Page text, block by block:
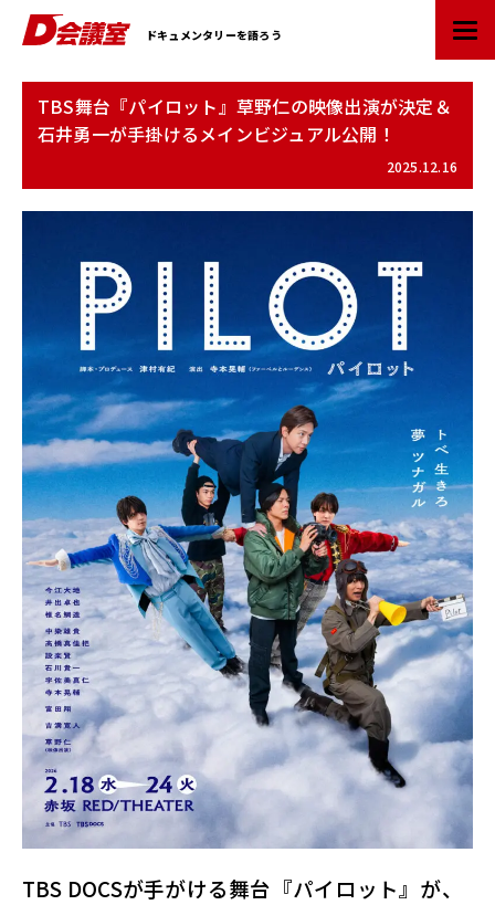
D
会
初
ド
情
報
ポ
ー
タ
ル
サ
イ
ト
ドキュメンタリーを語ろう
TBS舞台『パイロット』草野仁の映像出演が決定＆
石井勇一が手掛けるメインビジュアル公開！
2025.12.16
TBS DOCSが手がける舞台『パイロット』が、